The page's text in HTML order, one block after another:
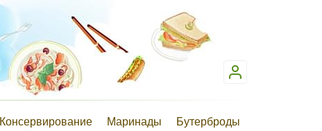
Консервирование Маринады Бутерброды